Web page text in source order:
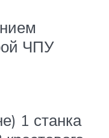
ЧПУ
1 станка